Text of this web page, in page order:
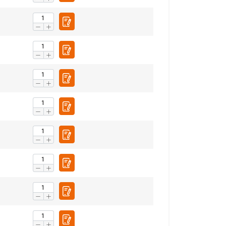
zebrali w
Niesklasyfikowane
WSZYSTKIE